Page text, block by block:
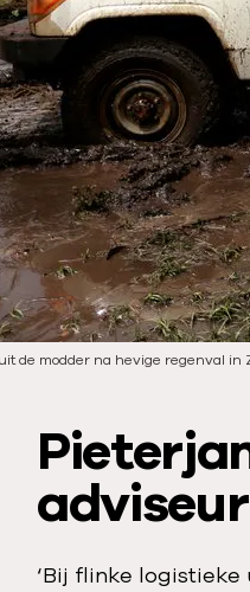
m
de modder na hevige regenval in
adviseur
‘Bij flinke